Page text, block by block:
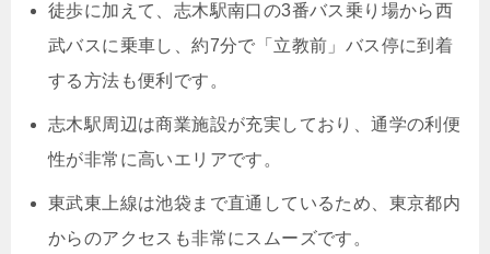
徒歩に加えて、志木駅南口の3番バス乗り場から西
武バスに乗車し、約7分で「立教前」バス停に到着
する方法も便利です。
志木駅周辺は商業施設が充実しており、通学の利便
性が非常に高いエリアです。
東武東上線は池袋まで直通しているため、東京都内
からのアクセスも非常にスムーズです。